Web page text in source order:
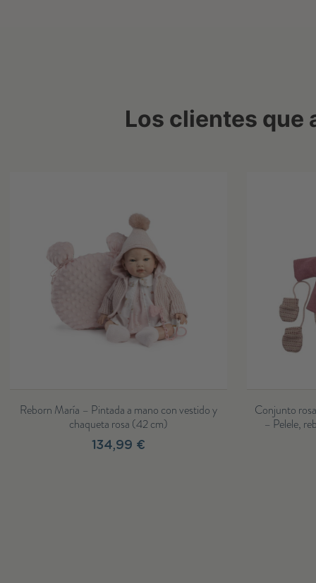
Los clientes que
Ropa reborn, camisa, pololo y chaqueta con
capucha - 46cm
30,99 €
Reborn Sofía –
gorro y